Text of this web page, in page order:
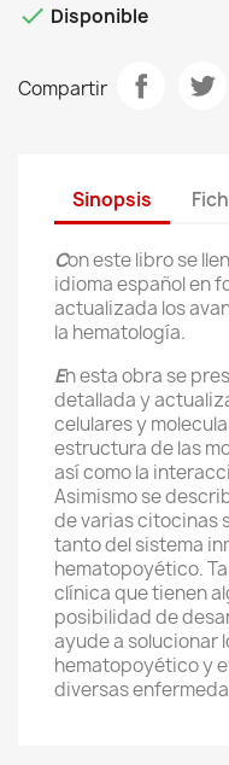
 Disponible
Compartir
Sinopsis
Con este libro se
idioma español en
actualizada los
la hematología.
En esta obra se
detallada y
celulares y
estructura de las
así como la
Asimismo se
de varias citocinas
tanto del sistema
hematopoyético.
clínica que tienen
posibilidad de
ayude a solucionar
hematopoyético y
diversas